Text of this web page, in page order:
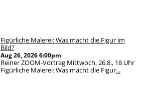
Figürliche Malerei: Was macht die Figur im
Bild?
Aug 26, 20266:00pm
Reiner ZOOM-Vortrag Mittwoch, 26.8., 18 Uhr
Figürliche Malerei: Was macht die Figur...